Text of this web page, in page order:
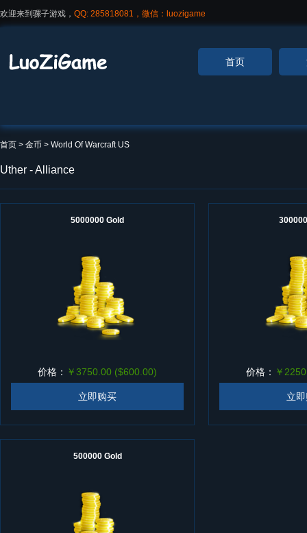
欢迎来到骡子游戏， QQ: 285818081，微信：luozigame
首页
首页 > 金币 > World Of Warcraft US
Uther - Alliance
5000000 Gold
价格： ￥3750.00 ($600.00)
立即购买
价格： ￥
立
500000 Gold